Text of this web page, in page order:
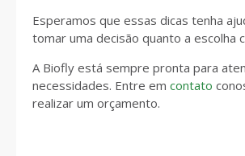
Esperamos que essas dicas tenha
tomar uma decisão quanto a escolha
A Biofly está sempre pronta para
necessidades. Entre em contato
realizar um orçamento.